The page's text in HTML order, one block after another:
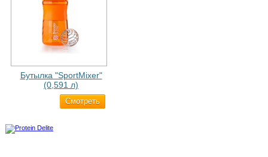
Бутылка "SportMixer"
(0,591 л)
Cмотреть